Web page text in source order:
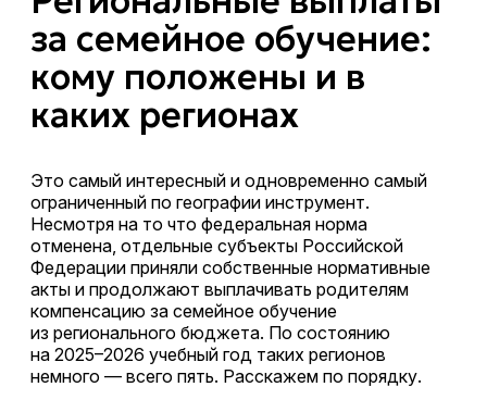
за семейное обучение:
кому положены и в
каких регионах
Это самый интересный и одновременно самый
ограниченный по географии инструмент.
Несмотря на то что федеральная норма
отменена, отдельные субъекты Российской
Федерации приняли собственные нормативные
акты и продолжают выплачивать родителям
компенсацию за семейное обучение
из регионального бюджета. По состоянию
на 2025–2026 учебный год таких регионов
немного — всего пять. Расскажем по порядку.